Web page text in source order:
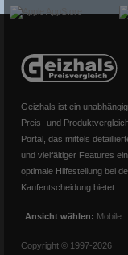
Geizhals ist ein
Preis- und
Portal, das mittels
und vielfältiger Features
optimale Hilfestellung bei
Kaufentscheidung bietet.
Ansicht wählen: Mobile
Copyright © 1997-2026